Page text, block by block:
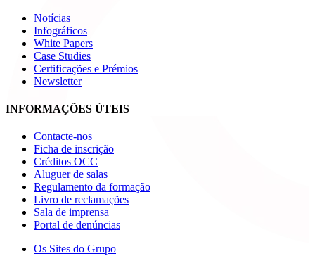
Notícias
Infográficos
White Papers
Case Studies
Certificações e Prémios
Newsletter
INFORMAÇÕES ÚTEIS
Contacte-nos
Ficha de inscrição
Créditos OCC
Aluguer de salas
Regulamento da formação
Livro de reclamações
Sala de imprensa
Portal de denúncias
Os Sites do Grupo